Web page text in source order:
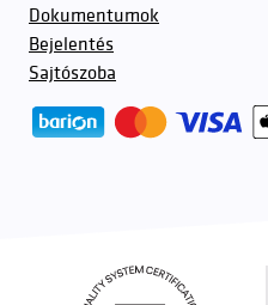
Dokumentumok
Bejelentés
Sajtószoba